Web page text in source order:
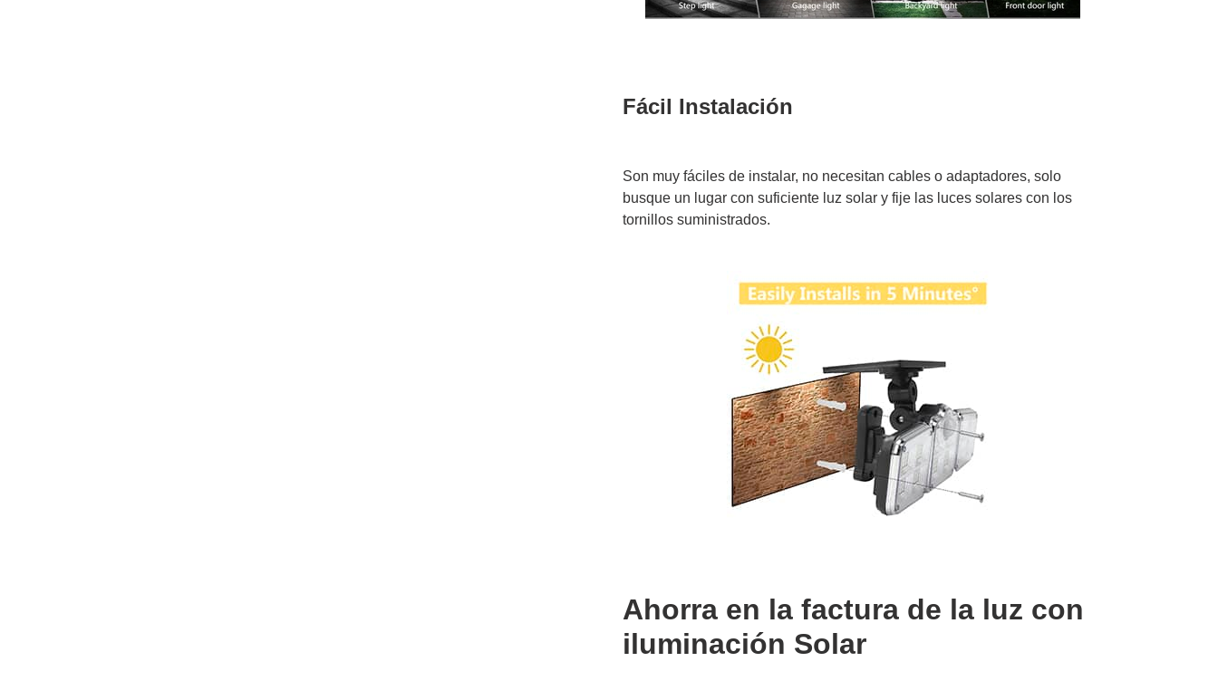
Fácil Instalación
Son muy fáciles de instalar, no necesitan cables o adaptadores, solo
busque un lugar con suficiente luz solar y fije las luces solares con los
tornillos suministrados.
Ahorra en la factura de la luz con
iluminación Solar